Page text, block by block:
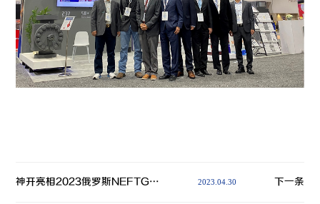
神开亮相2023俄罗斯NEFTGAZ石油展会 2023.04.30 下一条